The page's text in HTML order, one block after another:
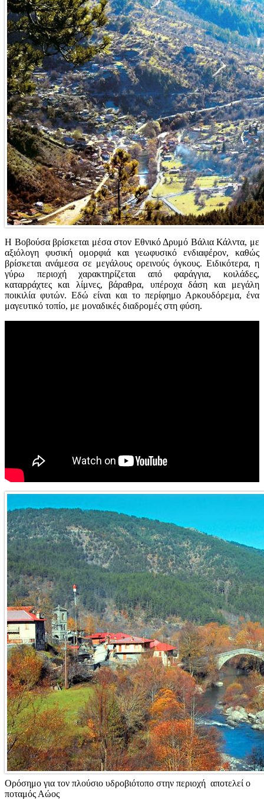
Η Βοβούσα βρίσκεται μέσα στον Εθνικό Δρυμό Βάλια Κάλντα, με
αξιόλογη φυσική ομορφιά και γεωφυσικό ενδιαφέρον, καθώς
βρίσκεται ανάμεσα σε μεγάλους ορεινούς όγκους. Ειδικότερα, η
γύρω περιοχή χαρακτηρίζεται από φαράγγια, κοιλάδες,
καταρράχτες και λίμνες, βάραθρα, υπέροχα δάση και μεγάλη
ποικιλία φυτών. Εδώ είναι και το περίφημο Αρκουδόρεμα, ένα
μαγευτικό τοπίο, με μοναδικές διαδρομές στη φύση.
Ορόσημο για τον πλούσιο υδροβιότοπο στην περιοχή αποτελεί ο
ποταμός Αώος